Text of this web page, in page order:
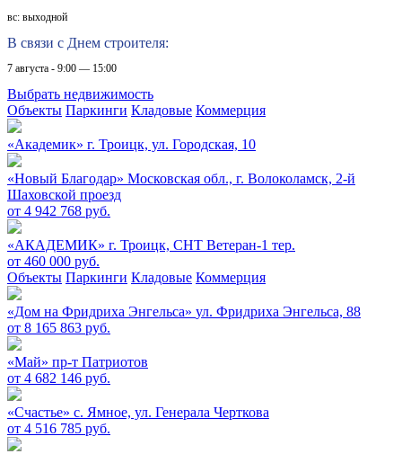
вс: выходной
В связи с Днем строителя:
7 августа - 9:00 — 15:00
Выбрать недвижимость
Объекты Паркинги Кладовые Коммерция
«Академик» г. Троицк, ул. Городская, 10
«Новый Благодар» Московская обл., г. Волоколамск, 2-й
Шаховской проезд
от 4 942 768 руб.
«АКАДЕМИК» г. Троицк, СНТ Ветеран-1 тер.
от 460 000 руб.
Объекты Паркинги Кладовые Коммерция
«Дом на Фридриха Энгельса» ул. Фридриха Энгельса, 88
от 8 165 863 руб.
«Май» пр-т Патриотов
от 4 682 146 руб.
«Счастье» c. Ямное, ул. Генерала Черткова
от 4 516 785 руб.